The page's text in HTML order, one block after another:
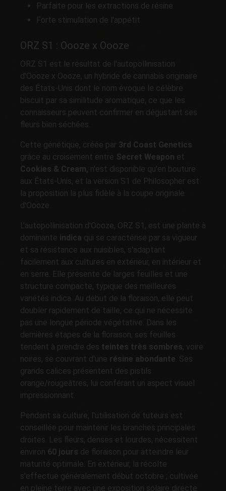
Parfaite pour les extractions de résine
Forte stimulation de l'appétit
ORZ S1 : Oooze x Oooze
ORZ S1 est le résultat de l'autopollinisation
d'Oooze x Oooze, un hybride de cannabis originaire
des États-Unis dont le nom évoque le célèbre
biscuit par sa similitude aromatique, ce que les
connaisseurs peuvent confirmer en dégustant ses
fleurs bien séchées.
Cette génétique, créée par 3rd Coast Genetics
grâce au croisement entre Secret Weapon et
Cookies & Cream, n'est disponible qu'en bouture
aux États-Unis, et la version S1 de Philosopher est
la proposition la plus fidèle à la coupe originale
d'Oooze.
L'autopollinisation d'Oooze, ORZ S1, est une plante à
dominante indica qui se caractérise par sa vigueur
et sa résistance aux nuisibles, s'adaptant
facilement aux cultures en extérieur, en intérieur et
en serre. Elle présente de larges feuilles et une
structure compacte, typique des meilleures
variétés indica. Au début de la floraison, elle peut
doubler rapidement de taille, ce qui ne nécessite
pas une longue période végétative. Dans les
dernières étapes de la floraison, ses feuilles
tendent à prendre des teintes très sombres, voire
noires, se couvrant d'une résine abondante . Ses
grands calices présentent des pistils
orange/rougeâtres, lui conférant un aspect visuel
impressionnant.
Pendant sa culture, l'utilisation de tuteurs est
conseillée pour maintenir les branches principales
droites. Les fleurs, denses et lourdes, nécessitent
environ 60 jours de floraison pour atteindre leur
maturité optimale. En extérieur, la récolte
s'effectue généralement début octobre ; cultivée
en pleine terre avec une exposition solaire directe